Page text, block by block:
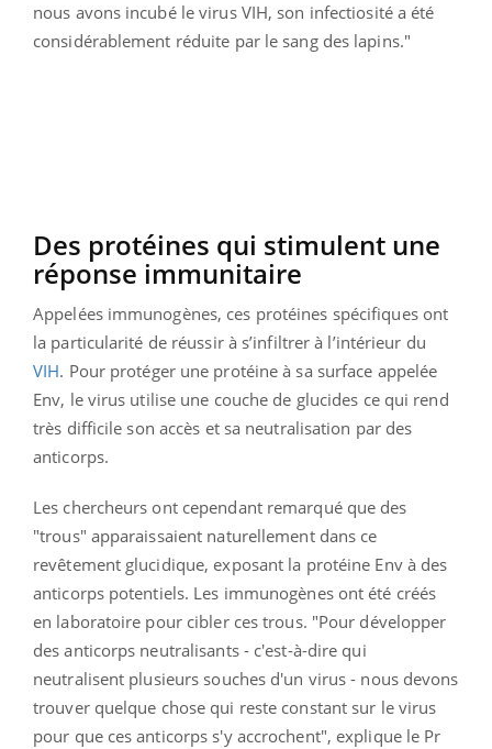
nous avons incubé le virus VIH, son infectiosité a été
considérablement réduite par le sang des lapins."
Des protéines qui stimulent une
réponse immunitaire
Appelées immunogènes, ces protéines spécifiques ont
la particularité de réussir à s’infiltrer à l’intérieur du
VIH. Pour protéger une protéine à sa surface appelée
Env, le virus utilise une couche de glucides ce qui rend
très difficile son accès et sa neutralisation par des
anticorps.
Les chercheurs ont cependant remarqué que des
"trous" apparaissaient naturellement dans ce
revêtement glucidique, exposant la protéine Env à des
anticorps potentiels. Les immunogènes ont été créés
en laboratoire pour cibler ces trous. "Pour développer
des anticorps neutralisants - c'est-à-dire qui
neutralisent plusieurs souches d'un virus - nous devons
trouver quelque chose qui reste constant sur le virus
pour que ces anticorps s'y accrochent", explique le Pr